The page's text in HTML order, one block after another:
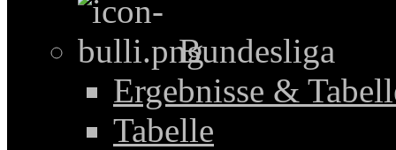
Bundesliga
Ergebnisse &
Tabelle